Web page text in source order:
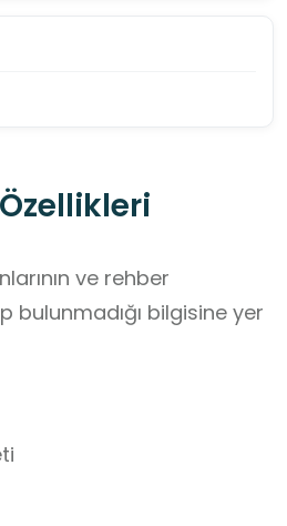
ve rehber
bulunmadığı bilgisine yer